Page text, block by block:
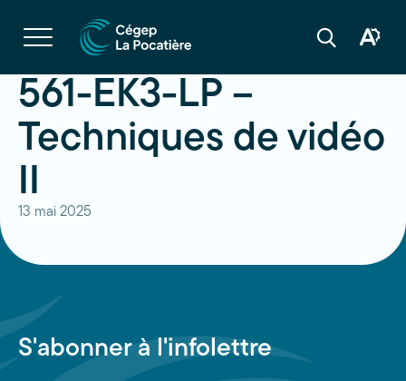
Ouvrir
la
navigation
site
Ouvrir
Ouvrir
561-EK3-LP –
Techniques de vidéo
II
13 mai 2025
S'abonner à l'infolettre